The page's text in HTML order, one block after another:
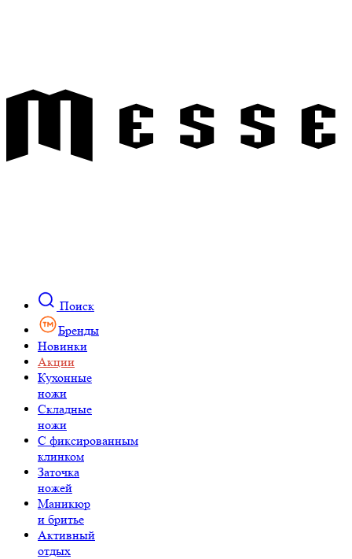
Поиск
Бренды
Новинки
Акции
Кухонные
ножи
Складные
ножи
C фиксированным
клинком
Заточка
ножей
Маникюр
и бритье
Активный
отдых